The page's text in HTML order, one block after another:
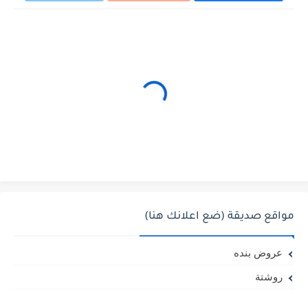
مواقع صديقة (ضع اعلانك هنا)
عروض بنده
روشتة